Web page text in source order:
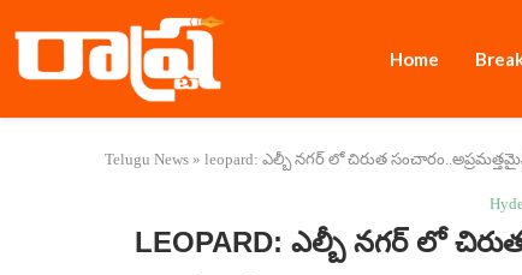
Home
Telugu News » leopard: ఎల్బీ నగర్ లో చిరుత
LEOPARD: ఎల్బీ నగర్ లో